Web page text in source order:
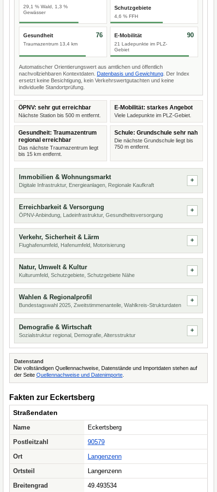
29,1 % Wald, 1,3 %
Gewässer
Schutzgebiete
4,6 % FFH
Gesundheit
Traumazentrum 13,4 km
76 E-Mobilität
21 Ladepunkte im PLZ-
Gebiet
90
Automatischer Orientierungswert aus amtlichen und öffentlich
nachvollziehbaren Kontextdaten. Datenbasis und Gewichtung . Der Index
ersetzt keine Besichtigung, kein Verkehrswertgutachten und keine
individuelle Standortprüfung.
ÖPNV: sehr gut erreichbar
Nächste Station bis 500 m entfernt.
E-Mobilität: starkes Angebot
Viele Ladepunkte im PLZ-Gebiet.
Gesundheit: Traumazentrum
regional erreichbar
Das nächste Traumazentrum liegt
bis 15 km entfernt.
Schule: Grundschule sehr nah
Die nächste Grundschule liegt bis
750 m entfernt.
Immobilien & Wohnungsmarkt
Digitale Infrastruktur, Energieanlagen, Regionale Kaufkraft
Erreichbarkeit & Versorgung
ÖPNV-Anbindung, Ladeinfrastruktur, Gesundheitsversorgung
Verkehr, Sicherheit & Lärm
Flughafenumfeld, Hafenumfeld, Motorisierung
Natur, Umwelt & Kultur
Kulturumfeld, Schutzgebiete, Schutzgebiete Nähe
Wahlen & Regionalprofil
Bundestagswahl 2025, Zweitstimmenanteile, Wahlkreis-Strukturdaten
Demografie & Wirtschaft
Sozialstruktur regional, Demografie, Altersstruktur
Datenstand
Die vollständigen Quellennachweise, Datenstände und Importdaten stehen auf
der Seite Quellennachweise und Datenimporte
Fakten zur Eckertsberg
Straßendaten
Name
Eckertsberg
Postleitzahl
90579
Ort
Langenzenn
Ortsteil
Langenzenn
Breitengrad
49.493534